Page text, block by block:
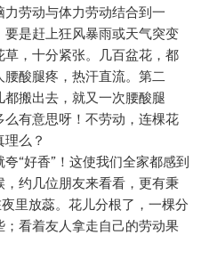
劳动与体力劳动结合到一
是赶上狂风暴雨或天气突变
，十分紧张。几百盆花，都
酸腿疼，热汗直流。第二
搬出去，就又一次腰酸腿
有意思呀！不劳动，连棵花
么？
好香”！这使我们全家都感到
约几位朋友来看看，更有秉
里放蕊。花儿分根了，一棵分
看着友人拿走自己的劳动果